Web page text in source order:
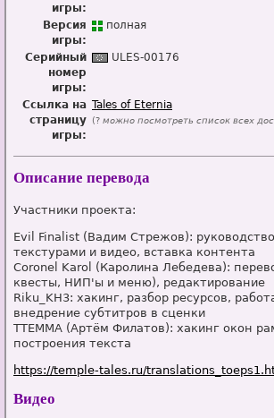
игры:
Версия
игры:
полная
Серийный
номер
игры:
ULES-00176
Ссылка на
страницу
игры:
Tales of Eternia
(? можно посмотреть список всех
Описание перевода
Участники проекта:
Evil Finalist (Вадим Стрежов):
текстурами и видео, вставка контента
Coronel Karol (Каролина Лебедева):
квесты, НИП'ы и меню), редактирование
Riku_KH3: хакинг, разбор ресурсов,
внедрение субтитров в сценки
TTEMMA (Артём Филатов): хакинг окон
построения текста
https://temple-tales.ru/
Видео